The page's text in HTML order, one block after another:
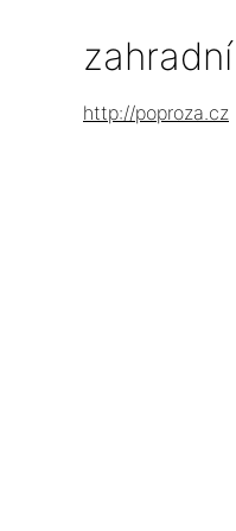
http://poproza.cz